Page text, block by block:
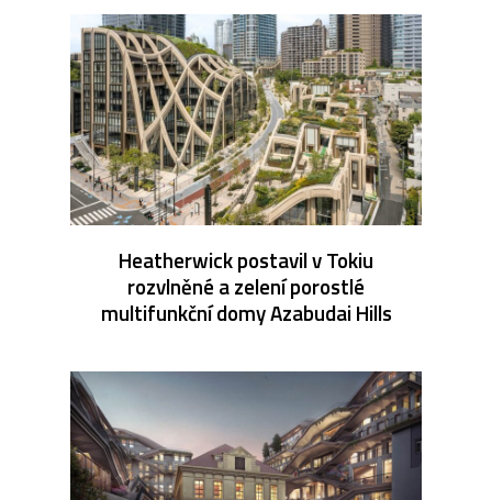
Heatherwick postavil v Tokiu
rozvlněné a zelení porostlé
multifunkční domy Azabudai Hills